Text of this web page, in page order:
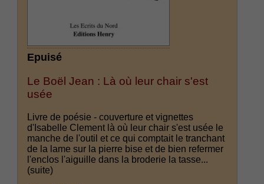
Epuisé
Le Boël Jean : Là où leur chair s'est
usée
Livre de poésie - couverture et vignettes
d'Isabelle Clement là où leur chair s'est usée le
manche de l'outil et ce qui comptait le tranchant
de la lame sur la pierre bise et de bien refermer
l'enclos l'aiguille dans la broderie la tasse...
(suite)